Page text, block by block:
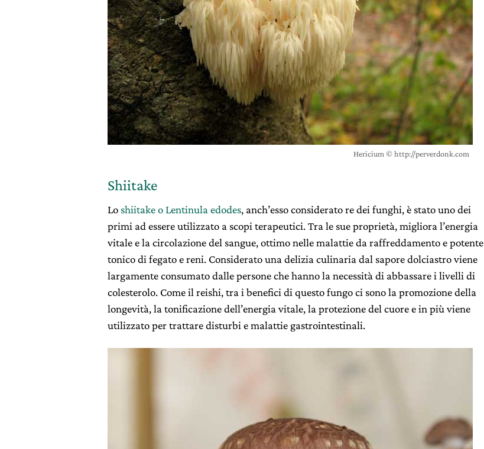
Hericium © http://perverdonk.com
Shiitake
Lo shiitake o Lentinula edodes, anch’esso considerato re dei funghi, è stato uno dei
primi ad essere utilizzato a scopi terapeutici. Tra le sue proprietà, migliora l’energia
vitale e la circolazione del sangue, ottimo nelle malattie da raffreddamento e potente
tonico di fegato e reni. Considerato una delizia culinaria dal sapore dolciastro viene
largamente consumato dalle persone che hanno la necessità di abbassare i livelli di
colesterolo. Come il reishi, tra i benefici di questo fungo ci sono la promozione della
longevità, la tonificazione dell’energia vitale, la protezione del cuore e in più viene
utilizzato per trattare disturbi e malattie gastrointestinali.